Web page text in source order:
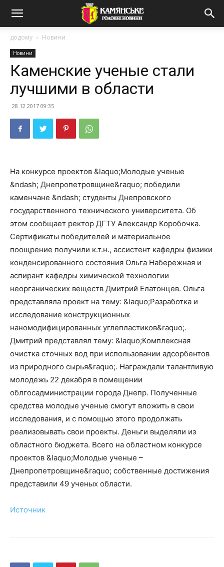
додому Новини
Новини
Каменские ученые стали
лучшими в области
28.12.2017 09:35
На конкурсе проектов &laquo;Молодые ученые
&ndash; Днепропетровщине&raquo; победили
каменчане &ndash; студенты Днепровского
государственного технического университета. Об
этом сообщает ректор ДГТУ Александр Коробочка.
Сертификаты победителей и материальное
поощрение получили к.т.н., ассистент кафедры физики
конденсированного состояния Ольга Набережная и
аспирант кафедры химической технологии
неорганических веществ Дмитрий Елатонцев. Ольга
представляла проект на тему: &laquo;Разработка и
исследование конструкционных
наномодифицированных углепластиков&raquo;.
Дмитрий представлял тему: &laquo;Комплексная
очистка сточных вод при использовании адсорбентов
из природного сырья&raquo;. Награждали талантливую
молодежь 22 декабря в помещении
облгосадминистрации города Днепр. Полученные
средства молодые ученые смогут вложить в свои
исследования, и с помощью этого продолжать
реализовывать свои проекты. Деньги выделяли из
областного бюджета. Всего на областном конкурсе
проектов &laquo;Молодые ученые –
Днепропетровщине&raquo; собственные достижения
представили 49 ученых области.
Источник